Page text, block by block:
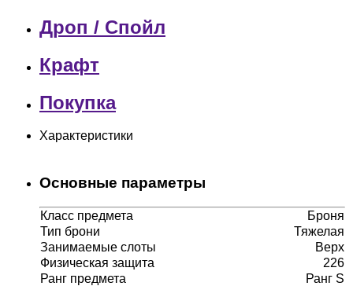
Дроп / Спойл
Крафт
Покупка
Характеристики
Основные параметры
Класс предмета
Броня
Тип брони
Тяжелая
Занимаемые слоты
Верх
Физическая защита
226
Ранг предмета
Ранг S